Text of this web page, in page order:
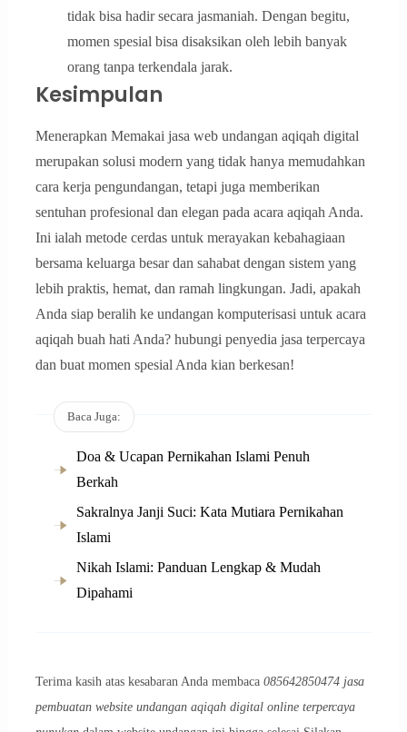
tidak bisa hadir secara jasmaniah. Dengan begitu,
momen spesial bisa disaksikan oleh lebih banyak
orang tanpa terkendala jarak.
Kesimpulan
Menerapkan Memakai jasa web undangan aqiqah digital
merupakan solusi modern yang tidak hanya memudahkan
cara kerja pengundangan, tetapi juga memberikan
sentuhan profesional dan elegan pada acara aqiqah Anda.
Ini ialah metode cerdas untuk merayakan kebahagiaan
bersama keluarga besar dan sahabat dengan sistem yang
lebih praktis, hemat, dan ramah lingkungan. Jadi, apakah
Anda siap beralih ke undangan komputerisasi untuk acara
aqiqah buah hati Anda? hubungi penyedia jasa terpercaya
dan buat momen spesial Anda kian berkesan!
Baca Juga:
Doa & Ucapan Pernikahan Islami Penuh
Berkah
Sakralnya Janji Suci: Kata Mutiara Pernikahan
Islami
Nikah Islami: Panduan Lengkap & Mudah
Dipahami
Terima kasih atas kesabaran Anda membaca 085642850474 jasa
pembuatan website undangan aqiqah digital online terpercaya